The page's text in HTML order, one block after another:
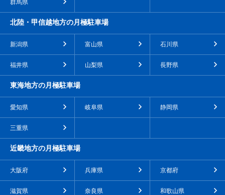
群馬県
北陸・甲信越地方の月極駐車場
新潟県 富山県 石川県
福井県 山梨県 長野県
東海地方の月極駐車場
愛知県 岐阜県 静岡県
三重県
近畿地方の月極駐車場
大阪府 兵庫県 京都府
滋賀県 奈良県 和歌山県